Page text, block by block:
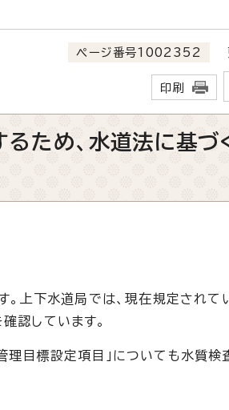
ページ番号1002352
印刷
るため、水道法に基
。上下水道局では、現在規定され
認しています。
目標設定項目」についても水質検